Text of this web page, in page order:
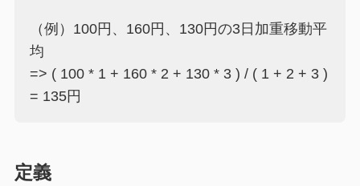
（例）100円、160円、130円の3日加重移動平
均
=> ( 100 * 1 + 160 * 2 + 130 * 3 ) / ( 1 + 2 + 3 )
= 135円
定義